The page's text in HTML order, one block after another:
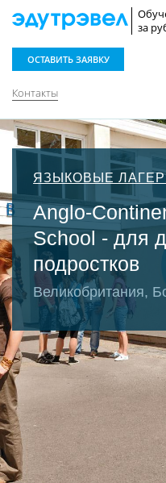
за
Контакты
ОСТАВИТЬ ЗАЯВКУ
ЯЗЫКОВЫЕ
Anglo-
School - для
подростков
Великобритания,